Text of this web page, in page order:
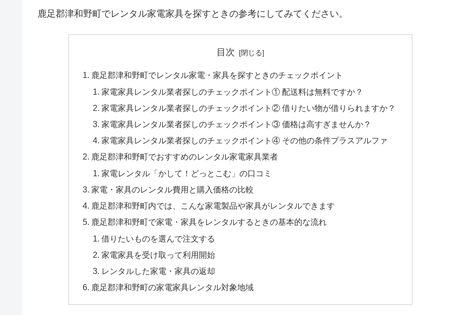
鹿足郡津和野町でレンタル家電家具を探すときの参考にしてみてください。
目次
鹿足郡津和野町でレンタル家電・家具を探すときのチェックポイント
家電家具レンタル業者探しのチェックポイント① 配送料は無料ですか？
家電家具レンタル業者探しのチェックポイント② 借りたい物が借りられますか？
家電家具レンタル業者探しのチェックポイント③ 価格は高すぎませんか？
家電家具レンタル業者探しのチェックポイント④ その他の条件プラスアルファ
鹿足郡津和野町でおすすめのレンタル家電家具業者
家電レンタル「かして！どっとこむ」の口コミ
家電・家具のレンタル費用と購入価格の比較
鹿足郡津和野町内では、こんな家電製品や家具がレンタルできます
鹿足郡津和野町で家電・家具をレンタルするときの基本的な流れ
借りたいものを選んで注文する
家電家具を受け取って利用開始
レンタルした家電・家具の返却
鹿足郡津和野町の家電家具レンタル対象地域